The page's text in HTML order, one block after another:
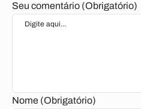
Seu comentário (Obrigatório)
Nome (Obrigatório)